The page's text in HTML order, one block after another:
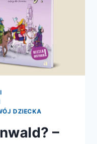
DZIECKA
–